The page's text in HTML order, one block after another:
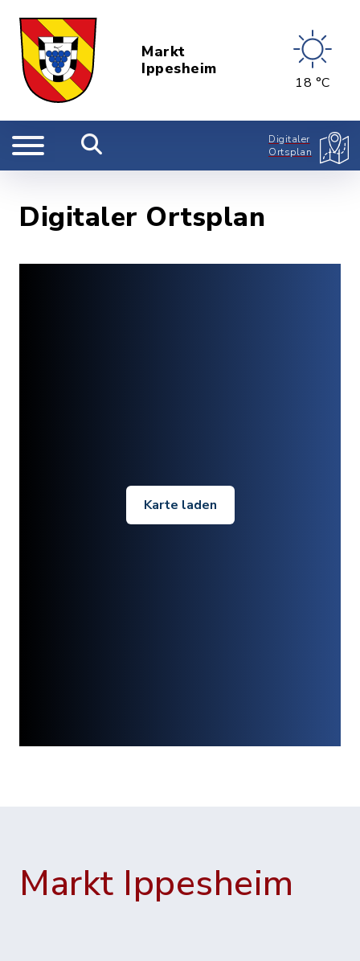
Markt
Ippesheim
18 °C
Digitaler
Ortsplan
Digitaler Ortsplan
Karte laden
Markt Ippesheim